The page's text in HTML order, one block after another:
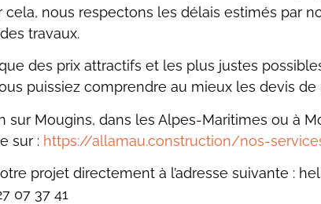
cela, nous respectons les délais estimés par
travaux.
des prix attractifs et les plus justes
puissiez comprendre au mieux les devis de
sur Mougins, dans les Alpes-Maritimes ou à
sur : https://allamau.construction/nos-
projet directement à l’adresse suivante :
07 37 41